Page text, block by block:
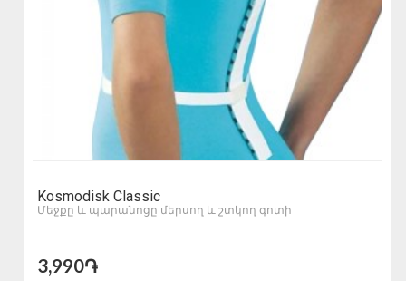
Kosmodisk Classic
Մեջքը և պարանոցը մերսող և շտկող գոտի
3,990֏